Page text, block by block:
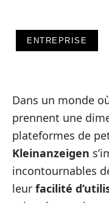
ENTREPRISE
Dans un monde
prennent une
plateformes de
Kleinanzeigen
incontournables
leur facilité